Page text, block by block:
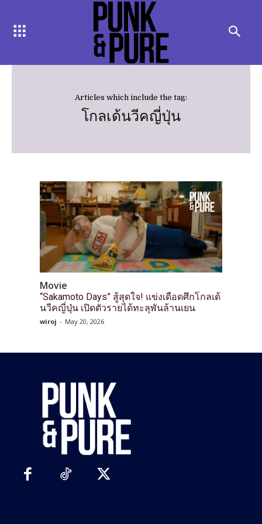
Articles which include the tag:
โกลเด้นวีคญี่ปุ่น
Movie
“Sakamoto Days” สู้สุดใจ! แข่งเดือดศึกโกลเด้
นวีคญี่ปุ่น เปิดตัวรายได้ทะลุพันล้านเยน
wiroj - May 20, 2026